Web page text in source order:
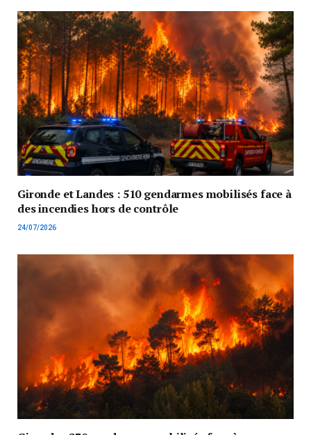
Gironde et Landes : 510 gendarmes mobilisés face à
des incendies hors de contrôle
24/07/2026